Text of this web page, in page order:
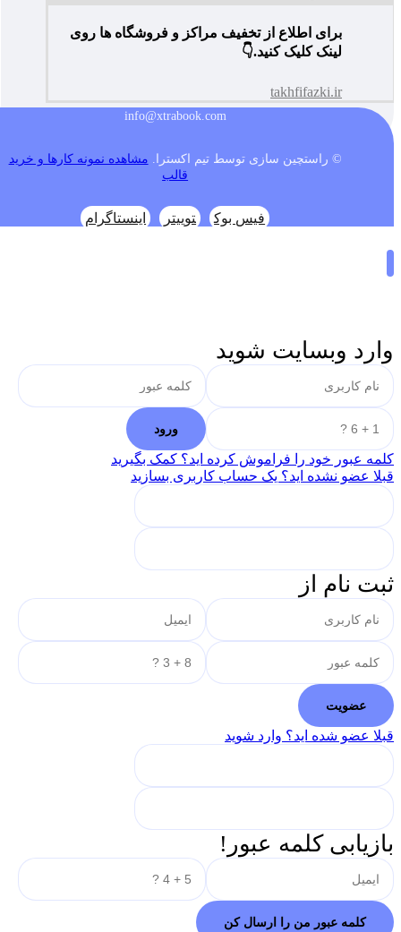
برای اطلاع از تخفیف مراکز و فروشگاه ها روی
لینک کلیک کنید.👇
takhfifazki.ir
info@xtrabook.com
© راستچین سازی توسط تیم اکسترا. مشاهده نمونه کارها و خرید
قالب
فیس بوک توییتر اینستاگرام
وارد وبسایت شوید
کلمه عبور خود را فراموش کرده اید؟ کمک بگیرید
قبلا عضو نشده اید؟ یک حساب کاربری بسازید
ثبت نام از
قبلا عضو شده اید؟ وارد شوید
بازیابی کلمه عبور!